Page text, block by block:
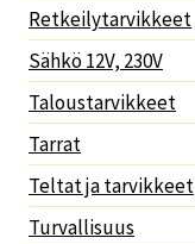
Retkeilytarvikkeet
Sähkö 12V, 230V
Taloustarvikkeet
Tarrat
Teltat ja tarvikkeet
Turvallisuus